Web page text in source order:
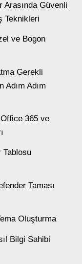
Arasında Güvenli
Teknikleri
ve Bogon
Gerekli
Adım
365 ve
Tablosu
Taması
Oluşturma
Bilgi Sahibi